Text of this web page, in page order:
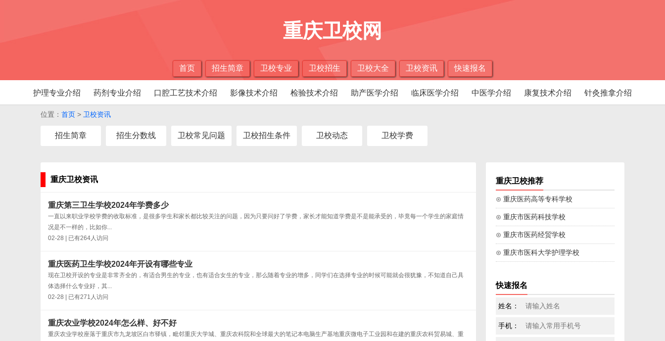
重庆卫校网
首页 招生简章 卫校专业 卫校招生 卫校大全 卫校资讯 快速报名
护理专业介绍 药剂专业介绍 口腔工艺技术介绍 影像技术介绍 检验技术介绍 助产医学介绍 临床医学介绍 中医学介绍 康复技术介绍 针灸推拿介绍
位置： 首页 > 卫校资讯
招生简章 招生分数线 卫校常见问题 卫校招生条件 卫校动态 卫校学费
重庆卫校资讯
重庆第三卫生学校2024年学费多少
一直以来职业学校学费的收取标准，是很多学生和家长都比较关注的问题，因为只要问好了学费，家长才能知道学费是不是能承受的，毕竟每一个学生的家庭情
况是不一样的，比如你...
02-28 | 已有264人访问
重庆医药卫生学校2024年开设有哪些专业
现在卫校开设的专业是非常齐全的，有适合男生的专业，也有适合女生的专业，那么随着专业的增多，同学们在选择专业的时候可能就会很犹豫，不知道自己具
体选择什么专业好，其...
02-28 | 已有271人访问
重庆农业学校2024年怎么样、好不好
重庆农业学校座落于重庆市九龙坡区白市驿镇，毗邻重庆大学城、重庆农科院和全球最大的笔记本电脑生产基地重庆微电子工业园和在建的重庆农科贸易城、重
重庆卫校推荐
⊙ 重庆医药高等专科学校
⊙ 重庆市医药科技学校
⊙ 重庆市医药经贸学校
⊙ 重庆市医科大学护理学校
快速报名
姓名：
手机：